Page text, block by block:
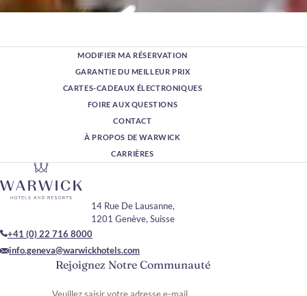
MODIFIER MA RÉSERVATION
GARANTIE DU MEILLEUR PRIX
CARTES-CADEAUX ÉLECTRONIQUES
FOIRE AUX QUESTIONS
CONTACT
À PROPOS DE WARWICK
CARRIÈRES
Rejoignez Notre Communauté
14 Rue De Lausanne,
1201 Genève, Suisse
+41 (0) 22 716 8000
info.geneva@warwickhotels.com